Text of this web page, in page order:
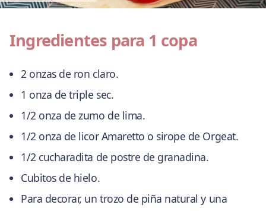
Ingredientes para 1 copa
2 onzas de ron claro.
1 onza de triple sec.
1/2 onza de zumo de lima.
1/2 onza de licor Amaretto o sirope de Orgeat.
1/2 cucharadita de postre de granadina.
Cubitos de hielo.
Para decorar, un trozo de piña natural y una